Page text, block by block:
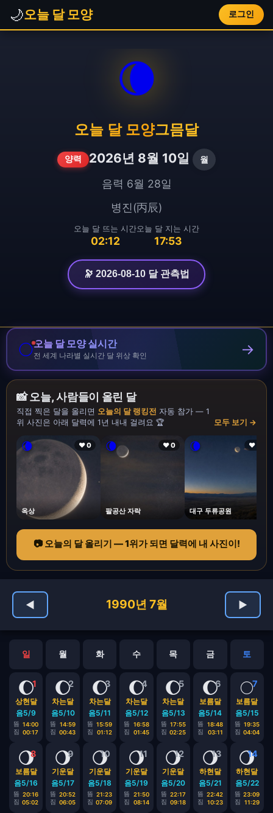
🌙오늘 달 모양 로그인
🌘
오늘 달 모양그믐달
양력 2026년 8월 10일 월
음력 6월 28일
병진(丙辰)
오늘 달 뜨는 시간
02:12
오늘 달 지는 시간
17:53
🔭 2026-08-10 달 관측법
🌕오늘 달 모양 실시간
전 세계 나라별 실시간 달 위상 확인 →
📸 오늘, 사람들이 올린 달
직접 찍은 달을 올리면 오늘의 달 랭킹전 자동 참가 — 1
위 사진은 아래 달력에 1년 내내 걸려요 🏆
모두 보기 →
🌘 ❤ 0
옥상
🌘 ❤ 0
팔공산 자락
🌘 ❤ 1
대구 두류공원
📷 오늘의 달 올리기 — 1위가 되면 달력에 내 사진이!
◀ 1990년 7월 ▶
일 월 화 수 목 금 토
1
🌔
상현달
음5/9
뜸 14:00
짐 00:17
2
🌔
차는달
음5/10
뜸
14:59
짐 00:43
3
🌔
차는달
음5/11
뜸 15:59
짐
01:12
4
🌔
차는달
음5/12
뜸
16:58
짐
01:45
5
🌔
차는달
음5/13
뜸 17:55
짐 02:25
6
🌔
보름달
음5/14
뜸
18:48
짐
03:11
7
🌕
보름달
음5/15
뜸 19:35
짐 04:04
8
🌖
보름달
음5/16
뜸 20:16
짐 05:02
9
🌖
기운달
음5/17
뜸 20:52
짐 06:05
10
🌖
기운달
음5/18
뜸 21:23
짐 07:09
11
🌖
기운달
음5/19
뜸
21:50
짐
08:14
12
🌖
기운달
음5/20
뜸 22:17
짐 09:18
13
🌖
하현달
음5/21
뜸 22:42
짐
10:23
14
🌖
하현달
음5/22
뜸 23:09
짐
11:29